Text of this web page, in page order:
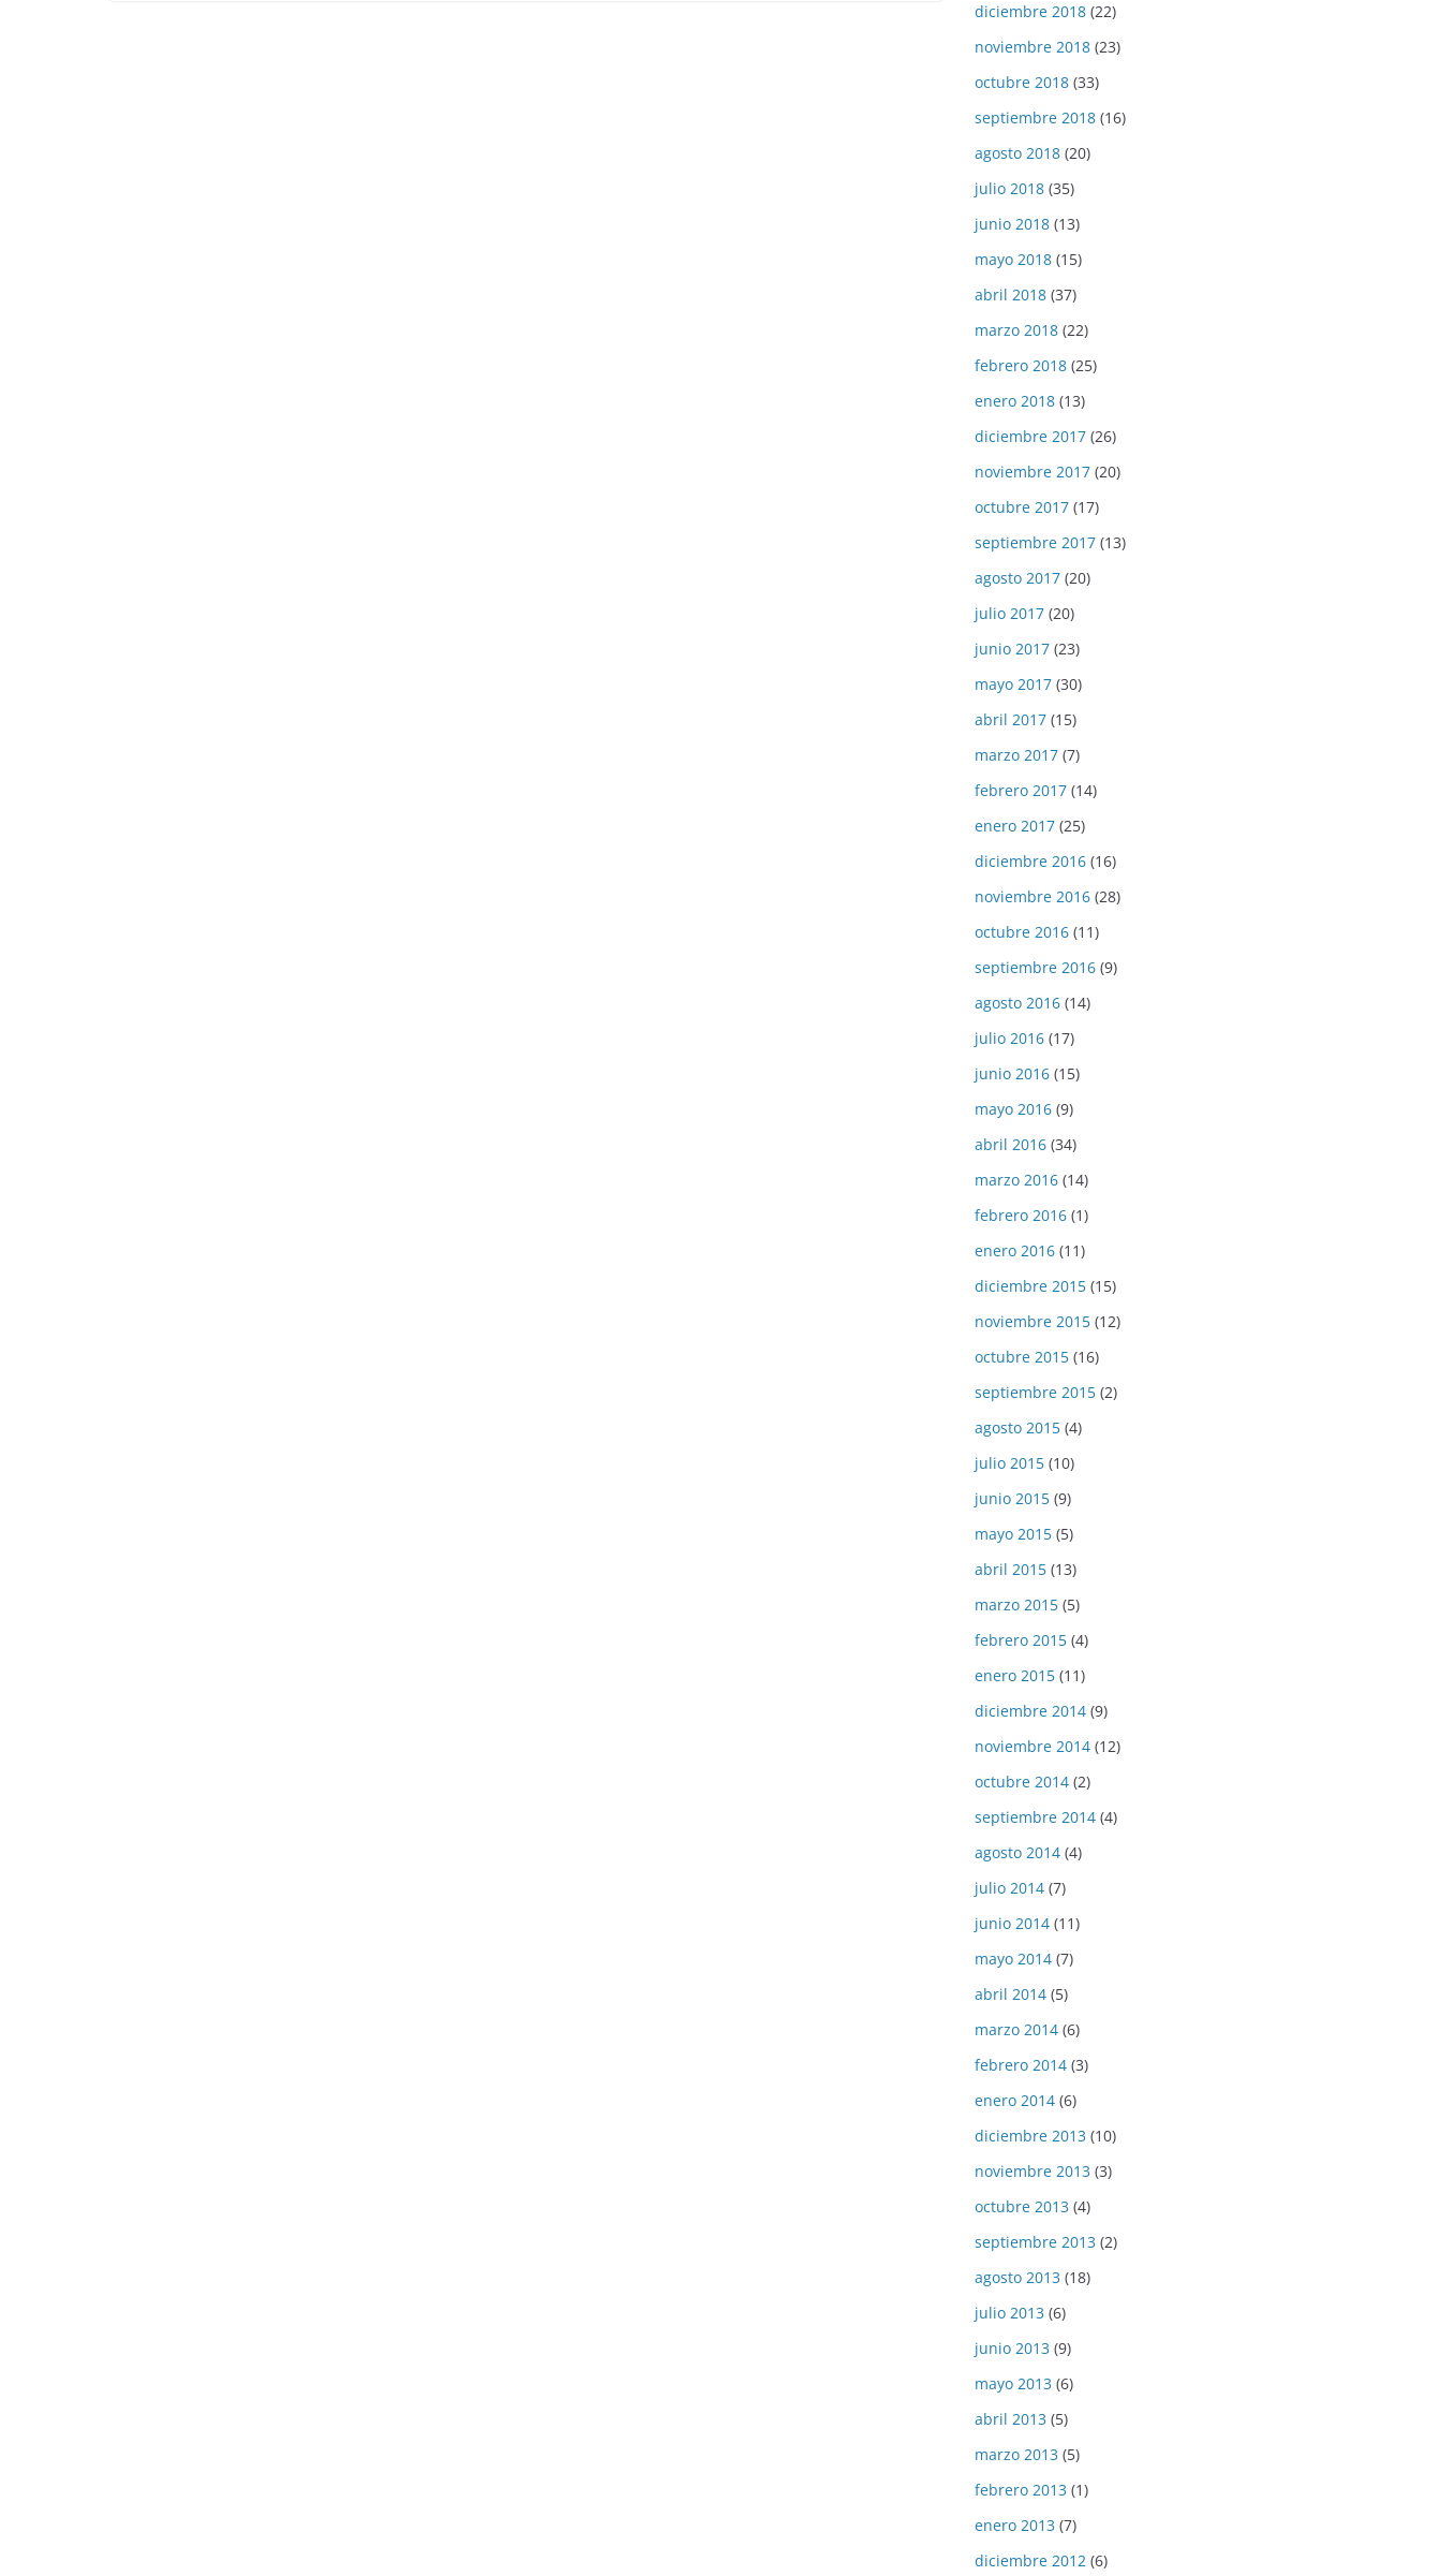
diciembre 2018 (22)
noviembre 2018 (23)
octubre 2018 (33)
septiembre 2018 (16)
agosto 2018 (20)
julio 2018 (35)
junio 2018 (13)
mayo 2018 (15)
abril 2018 (37)
marzo 2018 (22)
febrero 2018 (25)
enero 2018 (13)
diciembre 2017 (26)
noviembre 2017 (20)
octubre 2017 (17)
septiembre 2017 (13)
agosto 2017 (20)
julio 2017 (20)
junio 2017 (23)
mayo 2017 (30)
abril 2017 (15)
marzo 2017 (7)
febrero 2017 (14)
enero 2017 (25)
diciembre 2016 (16)
noviembre 2016 (28)
octubre 2016 (11)
septiembre 2016 (9)
agosto 2016 (14)
julio 2016 (17)
junio 2016 (15)
mayo 2016 (9)
abril 2016 (34)
marzo 2016 (14)
febrero 2016 (1)
enero 2016 (11)
diciembre 2015 (15)
noviembre 2015 (12)
octubre 2015 (16)
septiembre 2015 (2)
agosto 2015 (4)
julio 2015 (10)
junio 2015 (9)
mayo 2015 (5)
abril 2015 (13)
marzo 2015 (5)
febrero 2015 (4)
enero 2015 (11)
diciembre 2014 (9)
noviembre 2014 (12)
octubre 2014 (2)
septiembre 2014 (4)
agosto 2014 (4)
julio 2014 (7)
junio 2014 (11)
mayo 2014 (7)
abril 2014 (5)
marzo 2014 (6)
febrero 2014 (3)
enero 2014 (6)
diciembre 2013 (10)
noviembre 2013 (3)
octubre 2013 (4)
septiembre 2013 (2)
agosto 2013 (18)
julio 2013 (6)
junio 2013 (9)
mayo 2013 (6)
abril 2013 (5)
marzo 2013 (5)
febrero 2013 (1)
enero 2013 (7)
diciembre 2012 (6)